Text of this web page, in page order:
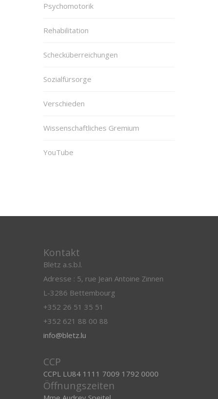
Psychomotorik
Rehabilitation
Schecküberreichungen
Sozialfürsorge
Verschieden
Wissenschaftliches Gremium
YouTube
Kontakt
Blëtz a.s.b.l.
Adresse : 5, rue Jean Antoine Zinnen
L-3286 Bettembourg
+352 26 51 35 51
+352 621 88 00 88
info@bletz.lu
CCP
CCPL LU84 1111 7009 1792 0000
Öffnungszeiten